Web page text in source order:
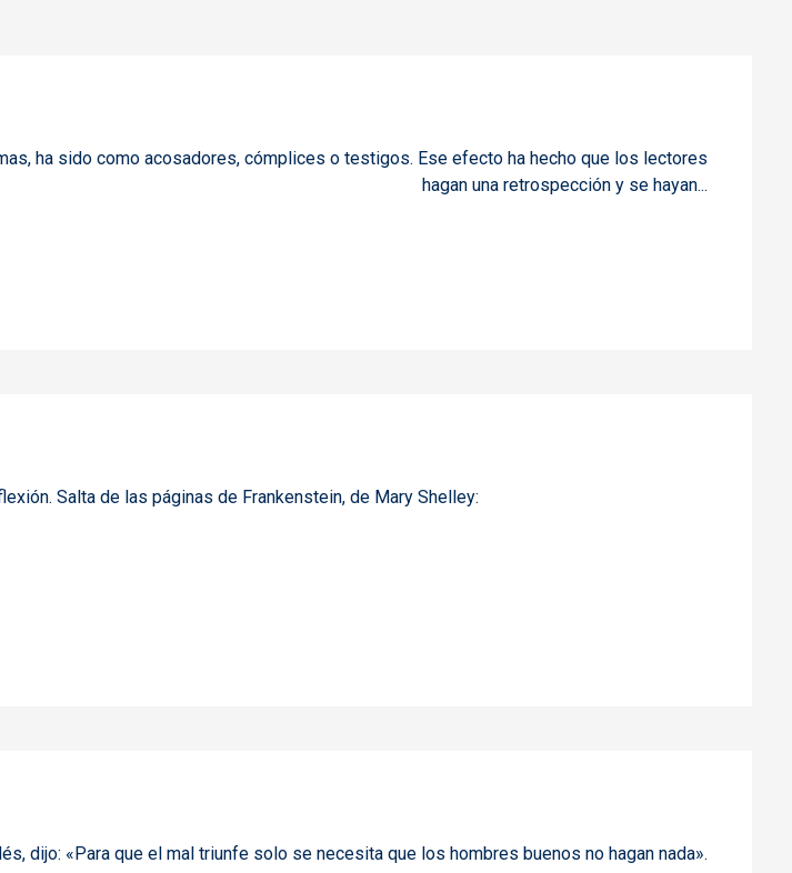
ha sido como acosadores, cómplices o testigos. Ese efecto ha hecho que los lectores
hagan una retrospección y se hayan...
Salta de las páginas de Frankenstein, de Mary Shelley:
dijo: «Para que el mal triunfe solo se necesita que los hombres buenos no hagan nada».